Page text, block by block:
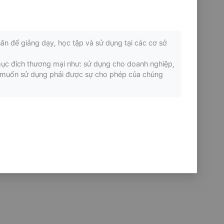
để giảng dạy, học tập và sử dụng tại các cơ sở
đích thương mại như: sử dụng cho doanh nghiệp,
sử dụng phải được sự cho phép của chúng